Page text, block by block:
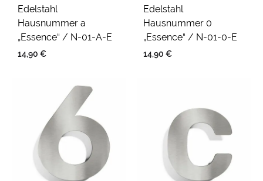
Edelstahl
Hausnummer a
„Essence“ / N-01-A-E
14,90 €
Edelstahl
Hausnummer 0
„Essence“ / N-01-0-E
14,90 €